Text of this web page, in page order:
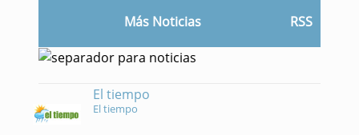
Más Noticias RSS
El tiempo
El tiempo